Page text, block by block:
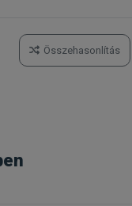
Összehasonlítás